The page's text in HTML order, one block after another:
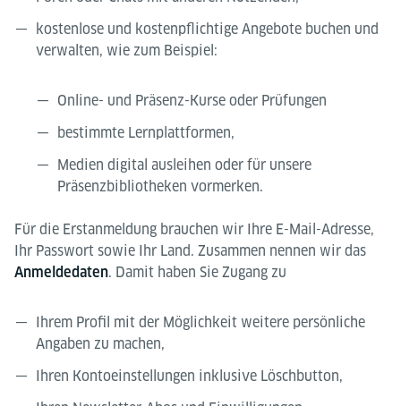
kostenlose und kostenpflichtige Angebote buchen und
verwalten, wie zum Beispiel:
Online- und Präsenz-Kurse oder Prüfungen
bestimmte Lernplattformen,
Medien digital ausleihen oder für unsere
Präsenzbibliotheken vormerken.
Für die Erstanmeldung brauchen wir Ihre E-Mail-Adresse,
Ihr Passwort sowie Ihr Land. Zusammen nennen wir das
Anmeldedaten. Damit haben Sie Zugang zu
Ihrem Profil mit der Möglichkeit weitere persönliche
Angaben zu machen,
Ihren Kontoeinstellungen inklusive Löschbutton,